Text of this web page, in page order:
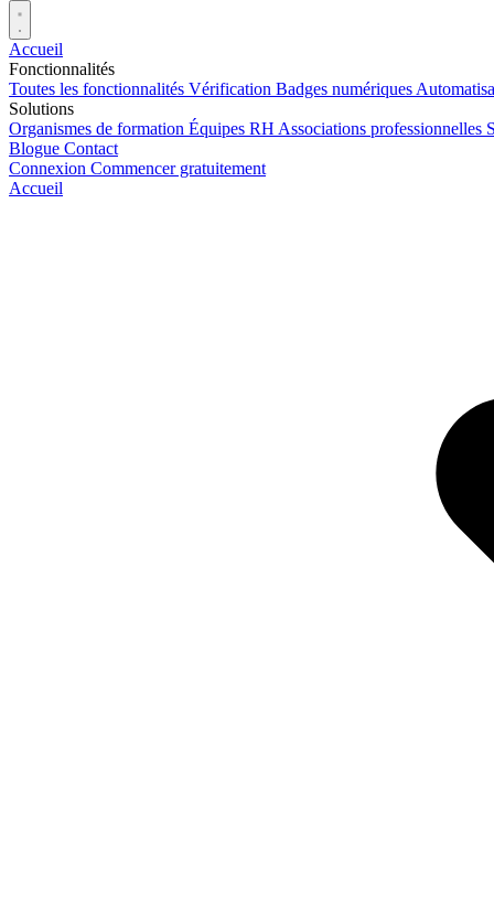
Accueil
Fonctionnalités
Toutes les fonctionnalités Vérification Badges numériques
Solutions
Organismes de formation Équipes RH Associations professionnelles
Blogue Contact
Connexion Commencer gratuitement
Accueil